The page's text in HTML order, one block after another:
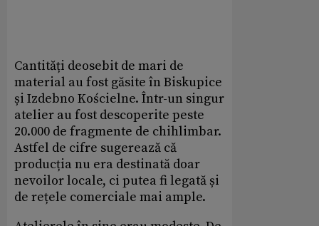
Cantități deosebit de mari de
material au fost găsite în Biskupice
și Izdebno Kościelne. Într-un singur
atelier au fost descoperite peste
20.000 de fragmente de chihlimbar.
Astfel de cifre sugerează că
producția nu era destinată doar
nevoilor locale, ci putea fi legată și
de rețele comerciale mai ample.